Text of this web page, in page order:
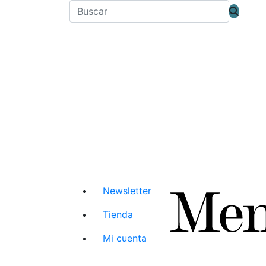
Newsletter
Tienda
Mi cuenta